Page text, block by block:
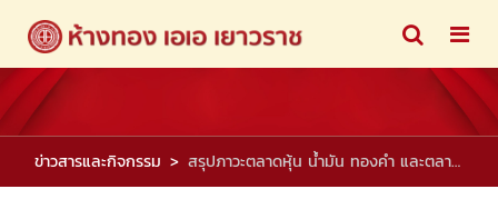
ข่าวสารและกิจกรรม สรุปภาวะตลาดหุ้น น้ำมัน ทองคำ และตลาดเงินต่างประเทศ